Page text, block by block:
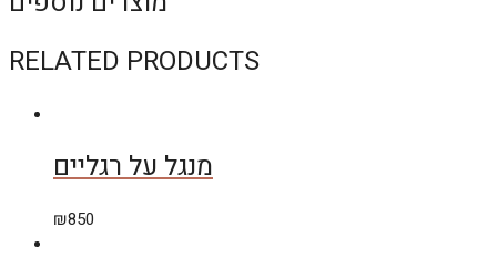
RELATED PRODUCTS
מנגל על רגליים
₪850